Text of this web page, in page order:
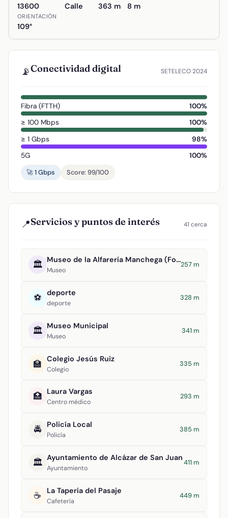
13600 Calle 363 m 8 m
ORIENTACIÓN
109°
📡Conectividad digital SETELECO 2024
Fibra (FTTH)
100%
≥ 100 Mbps
100%
≥ 1 Gbps
98%
5G
100%
🚀 1 Gbps
Score: 99/100
📍Servicios y puntos de interés 41 cerca
🏛️ Museo de la Alfarería Manchega (Formma)
Museo
257 m
⚽ deporte
deporte
328 m
🏛️ Museo Municipal
Museo
341 m
🏫 Colegio Jesús Ruiz
Colegio
335 m
🏥 Laura Vargas
Centro médico
293 m
🚔 Policía Local
Policía
385 m
🏛️ Ayuntamiento de Alcázar de San Juan
Ayuntamiento
411 m
☕ La Tapería del Pasaje
Cafetería
449 m